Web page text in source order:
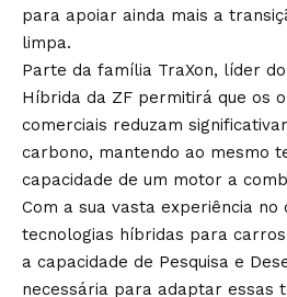
para apoiar ainda mais a
limpa.
Parte da família TraXon, líder
Híbrida da ZF permitirá que os
comerciais reduzam
carbono, mantendo ao mesmo
capacidade de um motor a
Com a sua vasta experiência no
tecnologias híbridas para
a capacidade de Pesquisa e
necessária para adaptar essas